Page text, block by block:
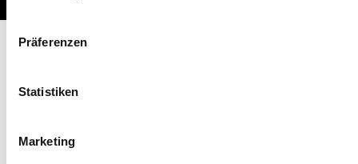
Präferenzen
Statistiken
Marketing